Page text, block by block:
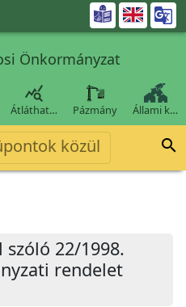

Önkormányzat

Átláthat… Pázmány Állami k…
közül 
22/1998.
rendelet